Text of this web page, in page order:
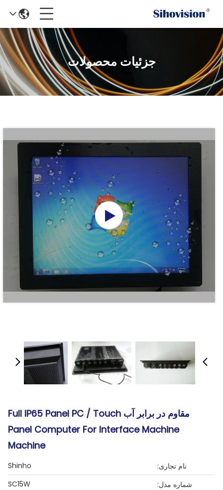
جزئیات محصولات
مقاوم در برابر آب Full IP65 Panel PC / Touch
Panel Computer For Interface Machine
Machine
نام تجاری:
Shinho
شماره مدل:
SC15W